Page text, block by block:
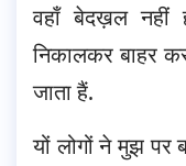
वहाँ बेदख़ल नहीं
निकालकर बाहर
जाता हैं.
यों लोगों ने मुझ पर